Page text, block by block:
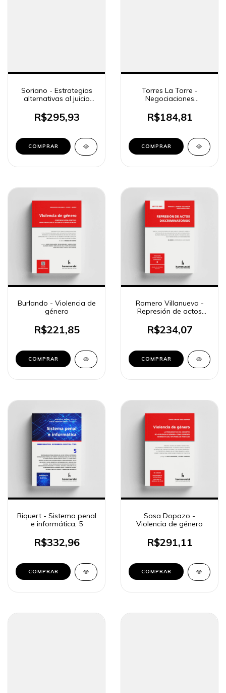
Soriano - Estrategias
alternativas al juicio
R$295,93
COMPRAR
Torres La Torre -
Negociaciones
función pública
R$184,81
COMPRAR
Burlando - Violencia de
género
R$221,85
COMPRAR
Romero Villanueva -
Represión de actos
R$234,07
COMPRAR
Riquert - Sistema penal
e informática, 5
R$332,96
COMPRAR
Sosa Dopazo -
Violencia de género
R$291,11
COMPRAR